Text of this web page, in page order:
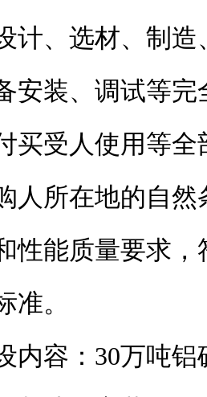
计、选材、制
安装、调试等
买受人使用等
人所在地的自
性能质量要求
准。
内容： 30万吨